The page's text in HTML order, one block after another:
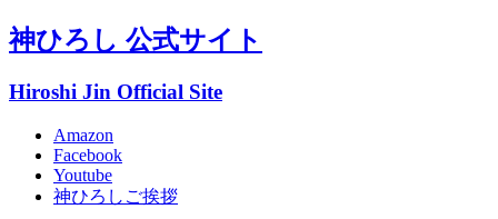
神ひろし 公式サイト
Hiroshi Jin Official Site
Amazon
Facebook
Youtube
神ひろしご挨拶